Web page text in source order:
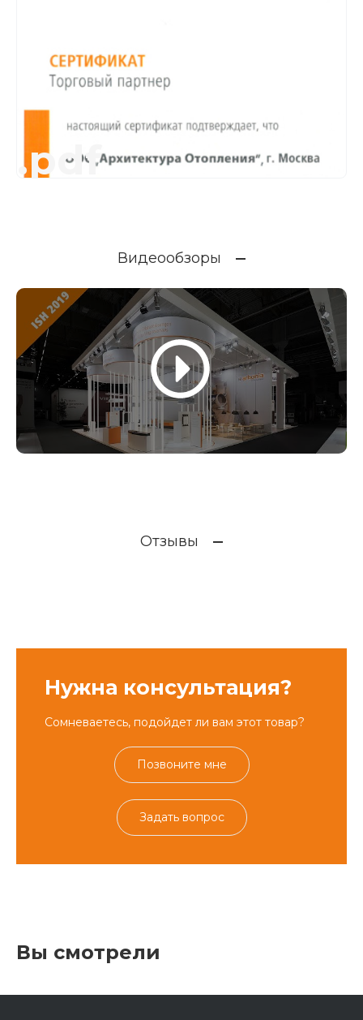
.pdf
Видеообзоры
Отзывы
Нужна консультация?
Сомневаетесь, подойдет ли вам этот товар?
Позвоните мне
Задать вопрос
Вы смотрели